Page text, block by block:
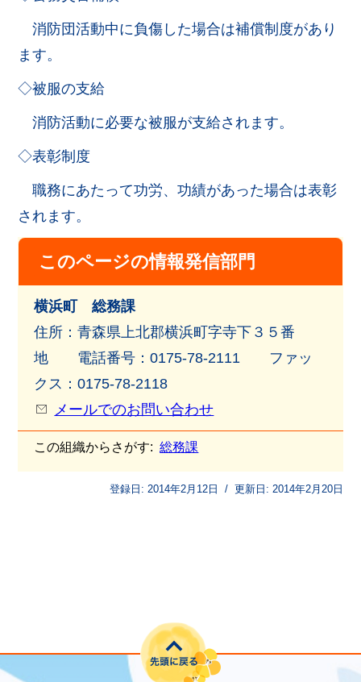
消防団活動中に負傷した場合は補償制度があり
ます。
◇被服の支給
消防活動に必要な被服が支給されます。
◇表彰制度
職務にあたって功労、功績があった場合は表彰
されます。
このページの情報発信部門
横浜町 総務課
住所：青森県上北郡横浜町字寺下３５番
地 電話番号：0175-78-2111 ファッ
クス：0175-78-2118
メールでのお問い合わせ
この組織からさがす:総務課
登録日: 2014年2月12日 / 更新日: 2014年2月20日